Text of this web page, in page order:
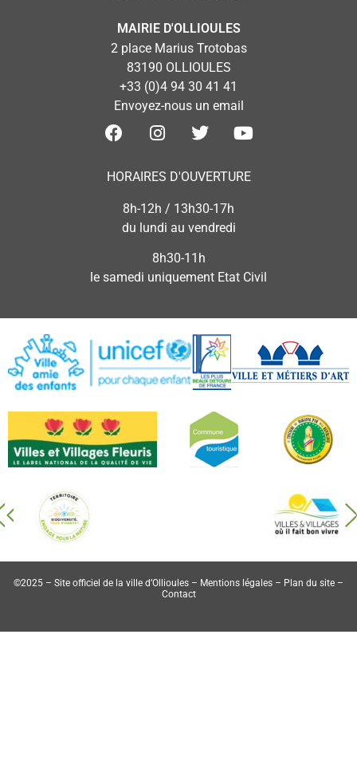
MAIRIE D'OLLIOULES
2 place Marius Trotobas
83190 OLLIOULES
+33 (0)4 94 30 41 41
Envoyez-nous un email
HORAIRES D'OUVERTURE
8h-12h / 13h30-17h
du lundi au vendredi
8h30-11h
le samedi uniquement Etat Civil
©2025 – Site officiel de la ville d’Ollioules – Mentions légales – Plan du site –
Contact